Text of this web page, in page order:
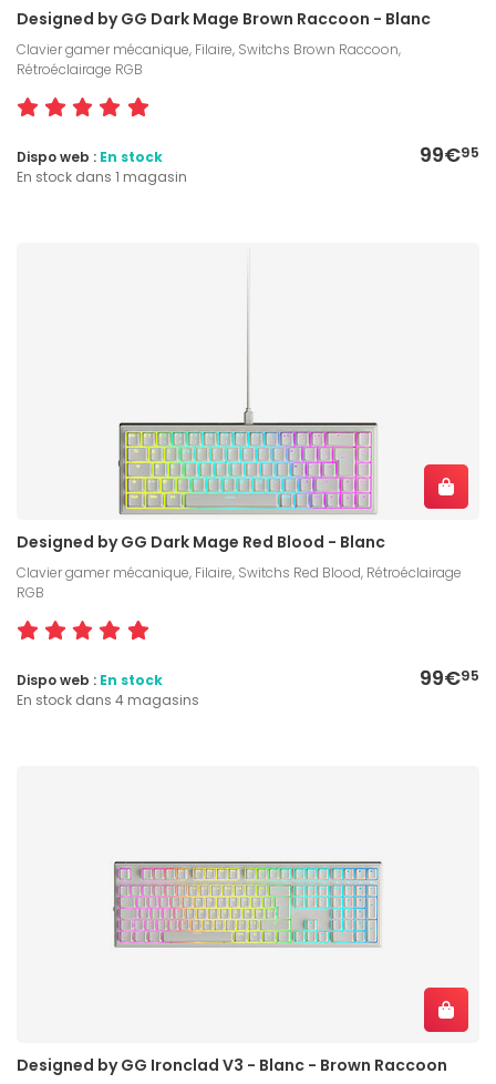
Designed by GG Dark Mage Brown Raccoon - Blanc
Clavier gamer mécanique, Filaire, Switchs Brown Raccoon,
Rétroéclairage RGB
99€95
Dispo web : En stock
En stock dans 1 magasin
Designed by GG Dark Mage Red Blood - Blanc
Clavier gamer mécanique, Filaire, Switchs Red Blood, Rétroéclairage
RGB
99€95
Dispo web : En stock
En stock dans 4 magasins
Designed by GG Ironclad V3 - Blanc - Brown Raccoon